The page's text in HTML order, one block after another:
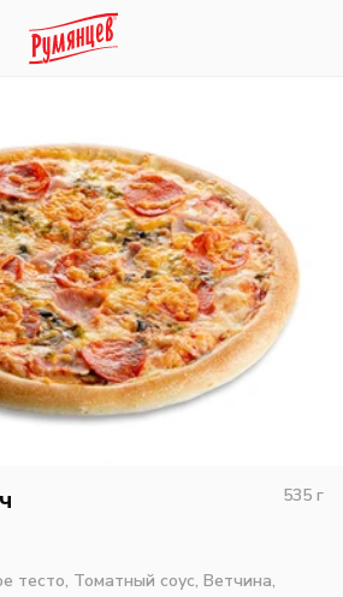
535 г
тесто, Томатный соус, Ветчина,